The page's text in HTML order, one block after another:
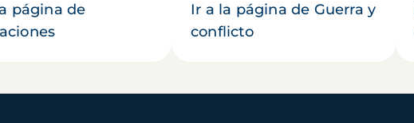
página de
Ir a la página de Guerra y
conflicto